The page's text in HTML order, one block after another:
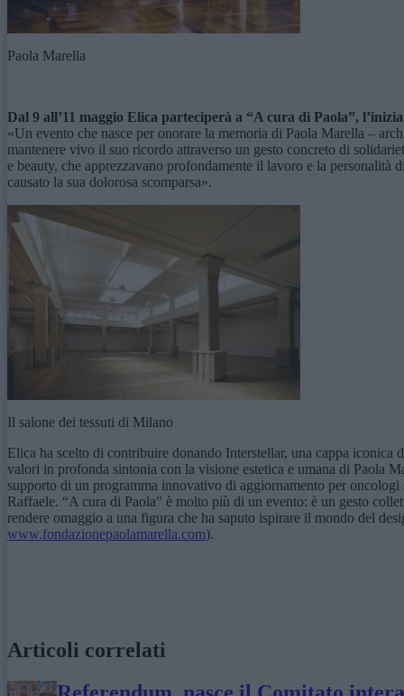
Paola Marella
Dal 9 all’11 maggio Elica parteciperà a “A cura di Paola”,
«Un evento che nasce per onorare la memoria di Paola Marella –
mantenere vivo il suo ricordo attraverso un gesto concreto di
e beauty, che apprezzavano profondamente il lavoro e la personalità
causato la sua dolorosa scomparsa».
Il salone dei tessuti di Milano
Elica ha scelto di contribuire donando Interstellar, una cappa iconica
valori in profonda sintonia con la visione estetica e umana di Paola
supporto di un programma innovativo di aggiornamento per
Raffaele. “A cura di Paola” è molto più di un evento: è un gesto
rendere omaggio a una figura che ha saputo ispirare il mondo del
www.fondazionepaolamarella.com).
Articoli correlati